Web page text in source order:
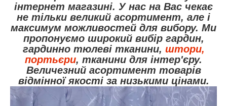
інтернет магазині. У нас на Вас чекає
не тільки великий асортимент, але і
максимум можливостей для вибору. Ми
пропонуємо широкий вибір гардин,
гардинно тюлеві тканини, штори,
портьєри, тканини для інтер'єру.
Величезний асортимент товарів
відмінної якості за низькими цінами.